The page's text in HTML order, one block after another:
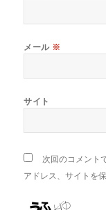
メール ※
サイト
次回のコメント
アドレス、サイトを保